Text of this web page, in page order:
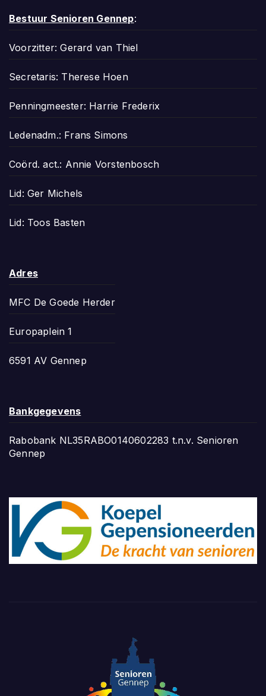
Bestuur Senioren Gennep:
Voorzitter: Gerard van Thiel
Secretaris: Therese Hoen
Penningmeester: Harrie Frederix
Ledenadm.: Frans Simons
Coörd. act.: Annie Vorstenbosch
Lid: Ger Michels
Lid: Toos Basten
Adres
MFC De Goede Herder
Europaplein 1
6591 AV Gennep
Bankgegevens
Rabobank NL35RABO0140602283 t.n.v. Senioren
Gennep